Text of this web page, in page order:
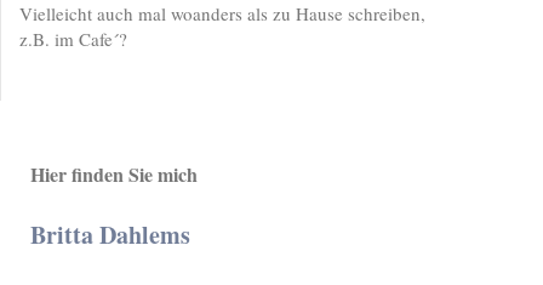
Vielleicht auch mal woanders als zu Hause schreiben,
z.B. im Cafe´?
Hier finden Sie mich
Britta Dahlems